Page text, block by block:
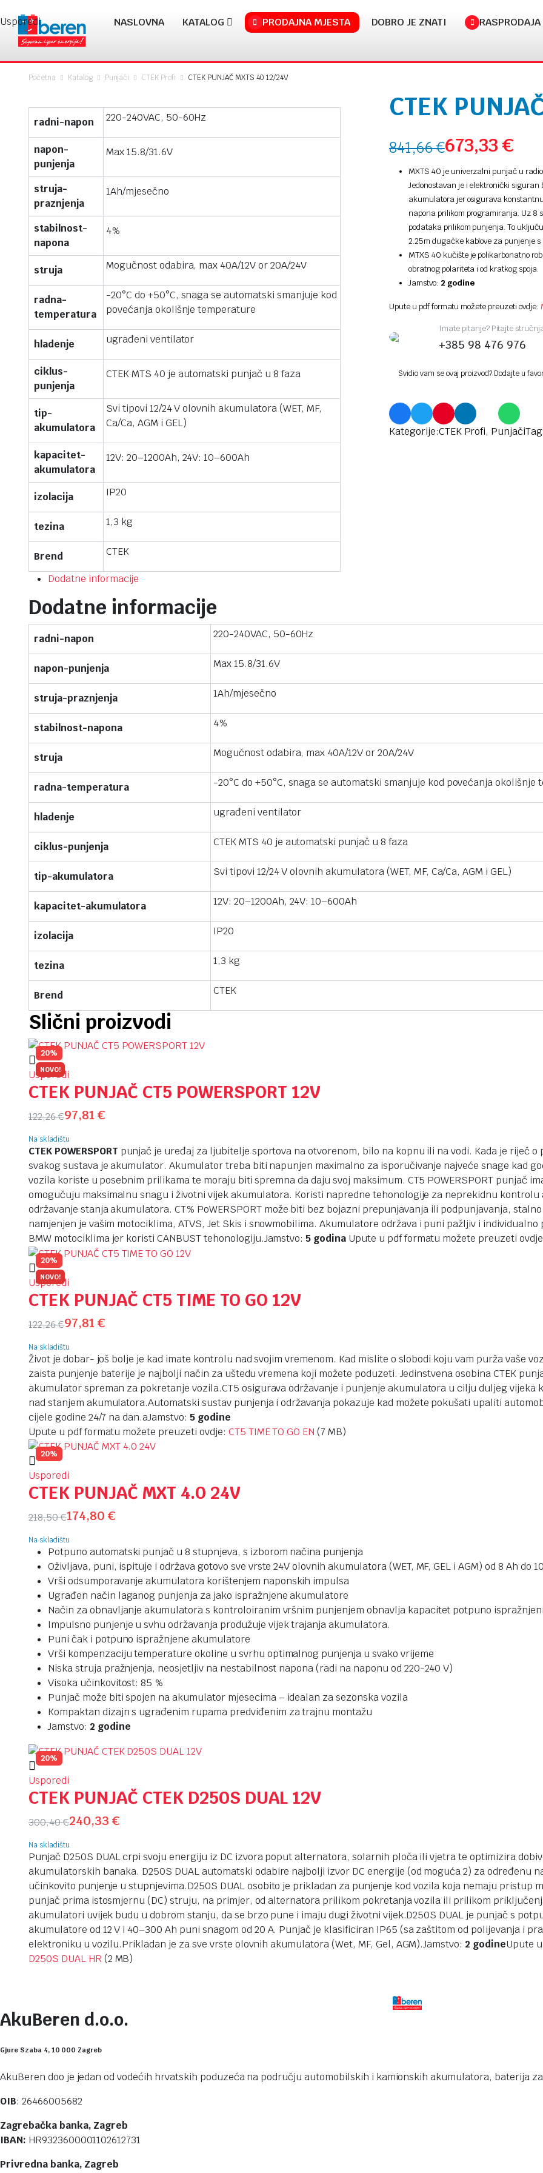
NASLOVNA KATALOG PRODAJNA MJESTA DOBRO JE ZNATI RASPRODAJA
Početna Katalog Punjači CTEK Profi CTEK PUNJAČ MXTS 40 12/24V
radni-napon 220-240VAC, 50-60Hz
napon-
punjenja
Max 15.8/31.6V
struja-
praznjenja
1Ah/mjesečno
stabilnost-
napona
4%
struja Mogučnost odabira, max 40A/12V or 20A/24V
radna-
temperatura
-20°C do +50°C, snaga se automatski smanjuje kod
povećanja okolišnje temperature
hladenje ugrađeni ventilator
ciklus-
punjenja
CTEK MTS 40 je automatski punjač u 8 faza
tip-
akumulatora
Svi tipovi 12/24 V olovnih akumulatora (WET, MF,
Ca/Ca, AGM i GEL)
kapacitet-
akumulatora
12V: 20–1200Ah, 24V: 10–600Ah
izolacija IP20
tezina 1,3 kg
Brend CTEK
CTEK
841,66€673,33€
MXTS 40 je univerzalni punjač u
Jedonostavan je i elektronički
akumulatora jer osigurava
napona prilikom programiranja. Uz 8
podataka prilikom punjenja. To
2.25m dugačke kablove za punjenje
MTXS 40 kučište je polikarbonatno
obratnog polariteta i od kratkog spoja.
Jamstvo: 2 godine
Upute u pdf formatu možete preuzeti ovdje:
Imate pitanje? Pitajte
+385 98 476 976
Svidio vam se ovaj proizvod? Dodajte u
Kategorije:CTEK Profi, Punjači
Dodatne informacije
Dodatne informacije
radni-napon 220-240VAC, 50-60Hz
napon-punjenja Max 15.8/31.6V
struja-praznjenja 1Ah/mjesečno
stabilnost-napona 4%
struja Mogučnost odabira, max 40A/12V or 20A/24V
radna-temperatura -20°C do +50°C, snaga se automatski smanjuje kod povećanja okolišnje
hladenje ugrađeni ventilator
ciklus-punjenja CTEK MTS 40 je automatski punjač u 8 faza
tip-akumulatora Svi tipovi 12/24 V olovnih akumulatora (WET, MF, Ca/Ca, AGM i GEL)
kapacitet-akumulatora 12V: 20–1200Ah, 24V: 10–600Ah
izolacija IP20
tezina 1,3 kg
Brend CTEK
Slični proizvodi
20%
NOVO!
Usporedi
CTEK PUNJAČ CT5 POWERSPORT 12V
122,26€97,81 €
Na skladištu
CTEK POWERSPORT punjač je uređaj za ljubitelje sportova na otvorenom, bilo na kopnu ili na vodi. Kada je riječ
svakog sustava je akumulator. Akumulator treba biti napunjen maximalno za isporučivanje najveće snage kad
vozila koriste u posebnim prilikama te moraju biti spremna da daju svoj maksimum. CT5 POWERSPORT punjač
omogučuju maksimalnu snagu i životni vijek akumulatora. Koristi napredne tehonologije za neprekidnu
održavanje stanja akumulatora. CT% PoWERSPORT može biti bez bojazni prepunjavanja ili podpunjavanja,
namjenjen je vašim motociklima, ATVS, Jet Skis i snowmobilima. Akumulatore održava i puni pažljiv i
BMW motociklima jer koristi CANBUST tehonologiju.Jamstvo: 5 godina Upute u pdf formatu možete preuzeti
20%
NOVO!
Usporedi
CTEK PUNJAČ CT5 TIME TO GO 12V
122,26€97,81 €
Na skladištu
Život je dobar- još bolje je kad imate kontrolu nad svojim vremenom. Kad mislite o slobodi koju vam purža vaše
zaista punjenje baterije je najbolji način za uštedu vremena koji možete poduzeti. Jedinstvena osobina CTEK
akumulator spreman za pokretanje vozila.CT5 osigurava održavanje i punjenje akumulatora u cilju duljeg vijeka
nad stanjem akumulatora.Automatski sustav punjenja i održavanja pokazuje kad možete pokušati upaliti
cijele godine 24/7 na dan.aJamstvo: 5 godine
Upute u pdf formatu možete preuzeti ovdje: CT5 TIME TO GO EN (7 MB)
20%
Usporedi
CTEK PUNJAČ MXT 4.0 24V
218,50€174,80 €
Na skladištu
Potpuno automatski punjač u 8 stupnjeva, s izborom načina punjenja
Oživljava, puni, ispituje i održava gotovo sve vrste 24V olovnih akumulatora (WET, MF, GEL i AGM) od 8 Ah do
Vrši odsumporavanje akumulatora korištenjem naponskih impulsa
Ugrađen način laganog punjenja za jako ispražnjene akumulatore
Način za obnavljanje akumulatora s kontroloiranim vršnim punjenjem obnavlja kapacitet potpuno
Impulsno punjenje u svhu održavanja produžuje vijek trajanja akumulatora.
Puni čak i potpuno ispražnjene akumulatore
Vrši kompenzaciju temperature okoline u svrhu optimalnog punjenja u svako vrijeme
Niska struja pražnjenja, neosjetljiv na nestabilnost napona (radi na naponu od 220-240 V)
Visoka učinkovitost: 85 %
Punjač može biti spojen na akumulator mjesecima – idealan za sezonska vozila
Kompaktan dizajn s ugrađenim rupama predviđenim za trajnu montažu
Jamstvo: 2 godine
20%
Usporedi
CTEK PUNJAČ CTEK D250S DUAL 12V
300,40€240,33 €
Na skladištu
Punjač D250S DUAL crpi svoju energiju iz DC izvora poput alternatora, solarnih ploča ili vjetra te optimizira
akumulatorskih banaka. D250S DUAL automatski odabire najbolji izvor DC energije (od moguća 2) za određenu
učinkovito punjenje u stupnjevima.D250S DUAL osobito je prikladan za punjenje kod vozila koja nemaju pristup
punjač prima istosmjernu (DC) struju, na primjer, od alternatora prilikom pokretanja vozila ili prilikom
akumulatori uvijek budu u dobrom stanju, da se brzo pune i imaju dugi životni vijek.D250S DUAL je punjač s
akumulatore od 12 V i 40–300 Ah puni snagom od 20 A. Punjač je klasificiran IP65 (sa zaštitom od polijevanja i
elektroniku u vozilu.Prikladan je za sve vrste olovnih akumulatora (Wet, MF, Gel, AGM).Jamstvo: 2 godineUpute
D250S DUAL HR (2 MB)
AkuBeren d.o.o.
Gjure Szaba 4, 10 000 Zagreb
AkuBeren doo je jedan od vodećih hrvatskih poduzeća na području automobilskih i kamionskih akumulatora, baterija
OIB: 26466005682
Zagrebačka banka, Zagreb
IBAN: HR9323600001102612731
Privredna banka, Zagreb
Usporedi